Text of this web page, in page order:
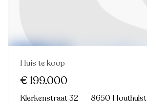
Nieuw
Huis te koop
€ 199.000
Klerkenstraat 32 - - 8650 Houthulst